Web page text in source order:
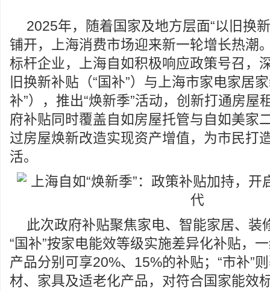
2025年，随着国家及地方层面“以旧换
铺开，上海消费市场迎来新一轮增长热潮
标杆企业，上海自如积极响应政策号召，
旧换新补贴（“国补”）与上海市家电家居
补”），推出“焕新季”活动，创新打通房屋
府补贴同时覆盖自如房屋托管与自如美家
过房屋焕新改造实现资产增值，为市民打
活。
此次政府补贴聚焦家电、智能家居、装
“国补”按家电能效等级实施差异化补贴，
产品分别可享20%、15%的补贴；“市补”
材、家具及适老化产品，对符合国家能效